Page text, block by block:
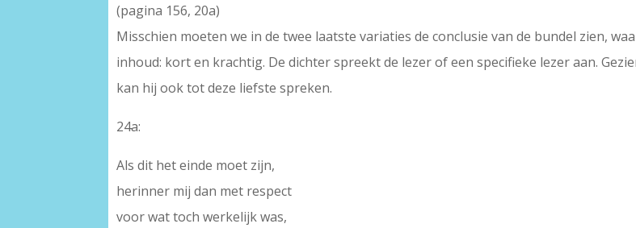
(pagina 156, 20a)
Misschien moeten we in de twee laatste variaties de conclusie van de bundel zien,
inhoud: kort en krachtig. De dichter spreekt de lezer of een specifieke lezer aan.
kan hij ook tot deze liefste spreken.
24a:
Als dit het einde moet zijn,
herinner mij dan met respect
voor wat toch werkelijk was,